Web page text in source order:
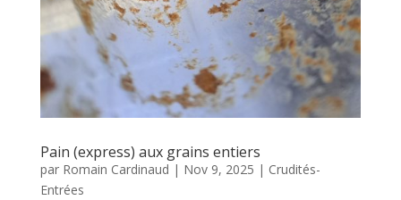
Pain (express) aux grains entiers
par Romain Cardinaud | Nov 9, 2025 | Crudités-
Entrées